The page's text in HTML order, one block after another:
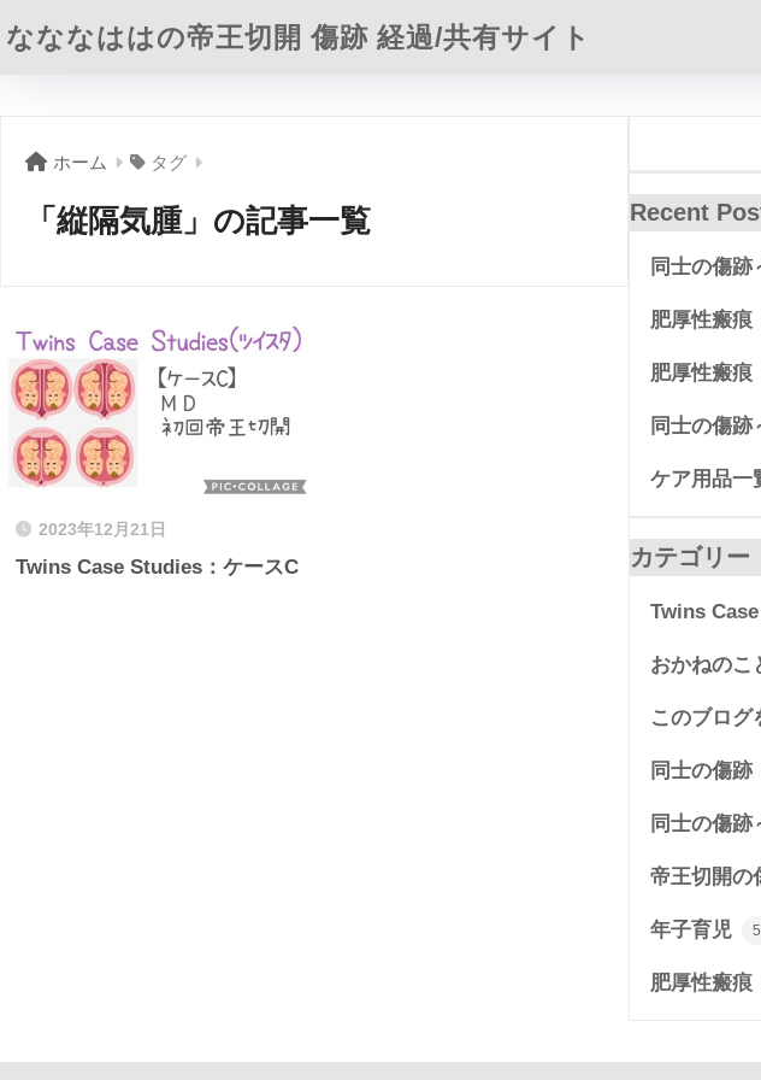
なななははの帝王切開 傷跡 経過/共有サイト
ホーム タグ
「縦隔気腫」の記事一覧
2023年12月21日
Twins Case Studies：ケースC
Recent
同士の傷跡
肥厚性瘢痕
肥厚性瘢痕
同士の傷跡
ケア用品一
カテゴリー
Twins
おかねのこ
このブログ
同士の傷跡
同士の傷跡
帝王切開の
年子育児 5
肥厚性瘢痕